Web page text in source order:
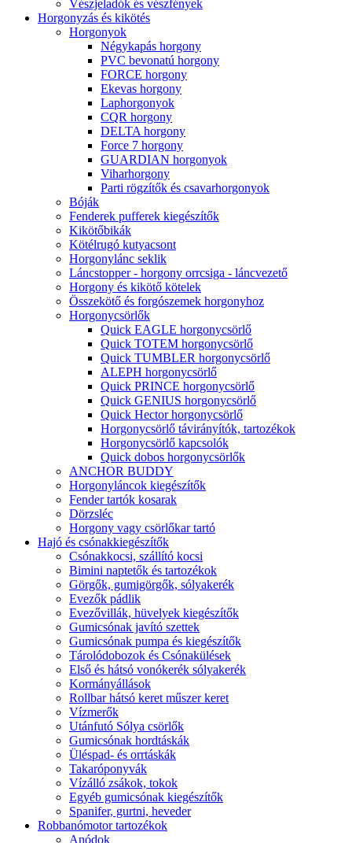
Vészjeladók és vészfények
Horgonyzás és kikötés
Horgonyok
Négykapás horgony
PVC bevonatú horgony
FORCE horgony
Ekevas horgony
Laphorgonyok
CQR horgony
DELTA horgony
Force 7 horgony
GUARDIAN horgonyok
Viharhorgony
Parti rögzítők és csavarhorgonyok
Bóják
Fenderek pufferek kiegészítők
Kikötőbikák
Kötélrugó kutyacsont
Horgonylánc seklik
Láncstopper - horgony orrcsiga - láncvezető
Horgony és kikötő kötelek
Összekötő és forgószemek horgonyhoz
Horgonycsörlők
Quick EAGLE horgonycsörlő
Quick TOTEM horgonycsörlő
Quick TUMBLER horgonycsörlő
ALEPH horgonycsörlő
Quick PRINCE horgonycsörlő
Quick GENIUS horgonycsörlő
Quick Hector horgonycsörlő
Horgonycsörlő távirányítók, tartozékok
Horgonycsörlő kapcsolók
Quick dobos horgonycsörlők
ANCHOR BUDDY
Horgonyláncok kiegészítők
Fender tartók kosarak
Dörzsléc
Horgony vagy csörlőkar tartó
Hajó és csónakkiegészítők
Csónakkocsi, szállító kocsi
Bimini naptetők és tartozékok
Görgők, gumigörgők, sólyakerék
Evezők pádlik
Evezővillák, hüvelyek kiegészítők
Gumicsónak javító szettek
Gumicsónak pumpa és kiegészítők
Tárolódobozok és Csónakülések
Első és hátsó vonókerék sólyakerék
Kormányállások
Rollbar hátsó keret műszer keret
Vízmerők
Utánfutó Sólya csörlők
Gumicsónak hordtáskák
Üléspad- és orrtáskák
Takaróponyvák
Vízálló zsákok, tokok
Egyéb gumicsónak kiegészítők
Spanifer, gurtni, heveder
Robbanómotor tartozékok
Anódok